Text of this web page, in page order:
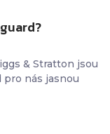
& Stratton jsou
pro nás jasnou